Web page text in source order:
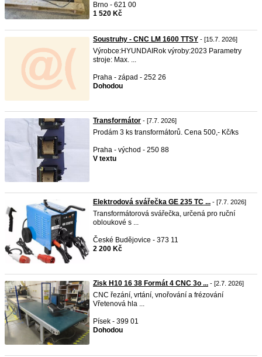
Brno - 621 00
1 520 Kč
Soustruhy - CNC LM 1600 TTSY - [15.7. 2026]
Výrobce:HYUNDAIRok výroby:2023 Parametry
stroje: Max. ...
Praha - západ - 252 26
Dohodou
Transformátor - [7.7. 2026]
Prodám 3 ks transformátorů. Cena 500,- Kč/ks
Praha - východ - 250 88
V textu
Elektrodová svářečka GE 235 TC ... - [7.7. 2026]
Transformátorová svářečka, určená pro ruční
obloukové s ...
České Budějovice - 373 11
2 200 Kč
Zisk H10 16 38 Formát 4 CNC 3o ... - [2.7. 2026]
CNC řezání, vrtání, vnořování a frézování
Vřetenová hla ...
Písek - 399 01
Dohodou